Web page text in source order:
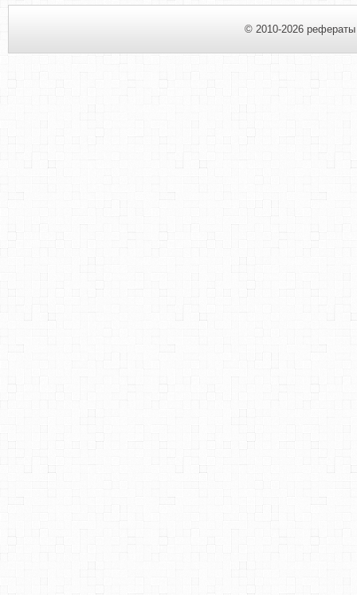
© 2010-2026 рефераты